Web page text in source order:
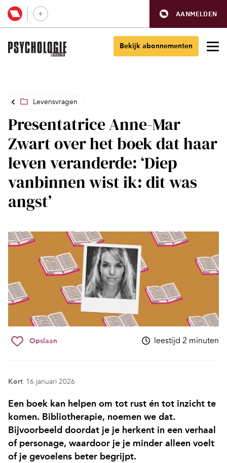
AANMELDEN
Bekijk abonnementen
Levensvragen
Presentatrice Anne-Mar
Zwart over het boek dat haar
leven veranderde: ‘Diep
vanbinnen wist ik: dit was
angst’
Opslaan leestijd 2 minuten
Kort 16 januari 2026
Een boek kan helpen om tot rust én tot inzicht te
komen. Bibliotherapie, noemen we dat.
Bijvoorbeeld doordat je je herkent in een verhaal
of personage, waardoor je je minder alleen voelt
of je gevoelens beter begrijpt.